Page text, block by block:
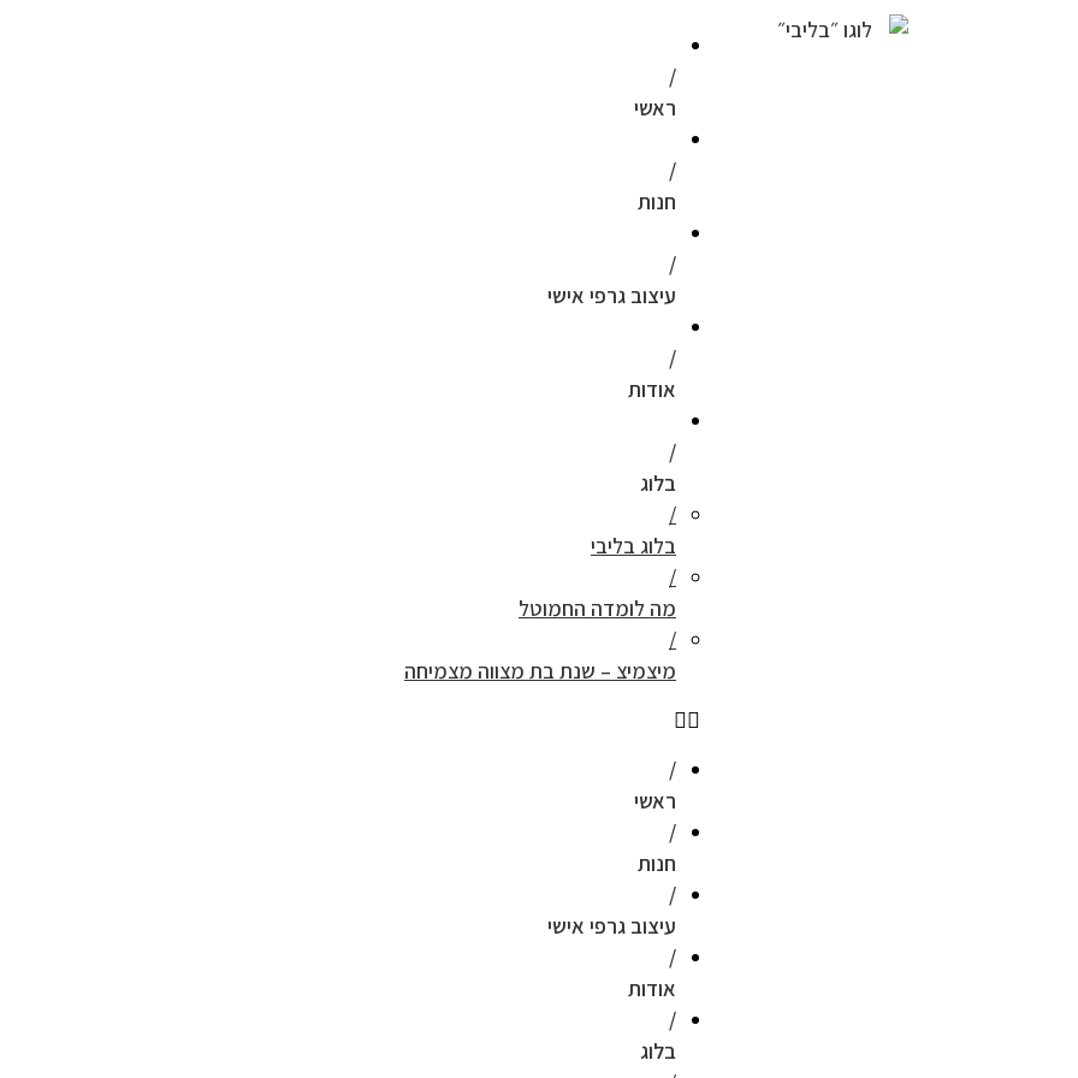
ראשי
חנות
עיצוב גרפי אישי
אודות
בלוג
בלוג בליבי
מה לומדה החמוטל
מיצמיצ – שנת בת מצווה מצמיחה
ראשי
חנות
עיצוב גרפי אישי
אודות
בלוג